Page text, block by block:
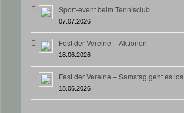
Sport-event beim Tennisclub
07.07.2026
Fest der Vereine – Aktionen
18.06.2026
Fest der Vereine – Samstag geht es los
18.06.2026